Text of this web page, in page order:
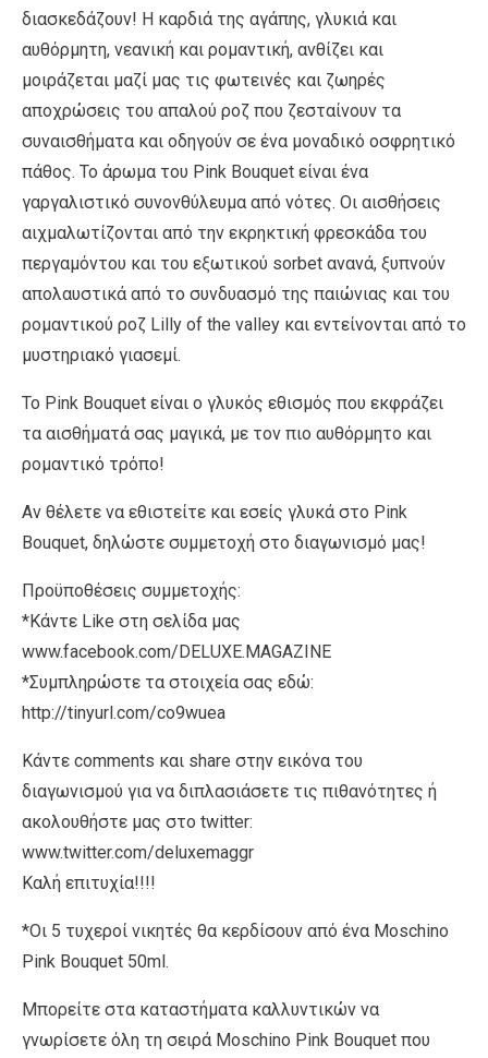
διασκεδάζουν! Η καρδιά της αγάπης, γλυκιά και
αυθόρμητη, νεανική και ρομαντική, ανθίζει και
μοιράζεται μαζί μας τις φωτεινές και ζωηρές
αποχρώσεις του απαλού ροζ που ζεσταίνουν τα
συναισθήματα και οδηγούν σε ένα μοναδικό οσφρητικό
πάθος. Το άρωμα του Pink Bouquet είναι ένα
γαργαλιστικό συνονθύλευμα από νότες. Οι αισθήσεις
αιχμαλωτίζονται από την εκρηκτική φρεσκάδα του
περγαμόντου και του εξωτικού sorbet ανανά, ξυπνούν
απολαυστικά από το συνδυασμό της παιώνιας και του
ρομαντικού ροζ Lilly of the valley και εντείνονται από το
μυστηριακό γιασεμί.
Το Pink Bouquet είναι ο γλυκός εθισμός που εκφράζει
τα αισθήματά σας μαγικά, με τον πιο αυθόρμητο και
ρομαντικό τρόπο!
Αν θέλετε να εθιστείτε και εσείς γλυκά στο Pink
Bouquet, δηλώστε συμμετοχή στο διαγωνισμό μας!
Προϋποθέσεις συμμετοχής:
*Κάντε Like στη σελίδα μας
www.facebook.com/DELUXE.MAGAZINE
*Συμπληρώστε τα στοιχεία σας εδώ:
http://tinyurl.com/co9wuea
Κάντε comments και share στην εικόνα του
διαγωνισμού για να διπλασιάσετε τις πιθανότητες ή
ακολουθήστε μας στο twitter:
www.twitter.com/deluxemaggr
Καλή επιτυχία!!!!
*Οι 5 τυχεροί νικητές θα κερδίσουν από ένα Moschino
Pink Bouquet 50ml.
Μπορείτε στα καταστήματα καλλυντικών να
γνωρίσετε όλη τη σειρά Moschino Pink Bouquet που